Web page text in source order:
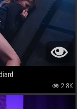
2.8K